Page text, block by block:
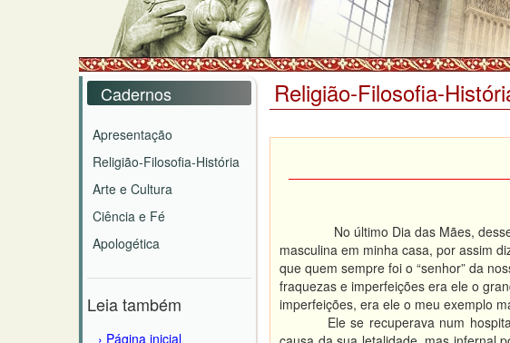
Cadernos
Apresentação
Religião-Filosofia-História
Arte e Cultura
Ciência e Fé
Apologética
Leia também
Página inicial
Religião-Filosofia-
No último Dia das Mães,
masculina em minha casa, por assim
que quem sempre foi o “senhor” da
fraquezas e imperfeições era ele o
imperfeições, era ele o meu exemplo
Ele se recuperava num